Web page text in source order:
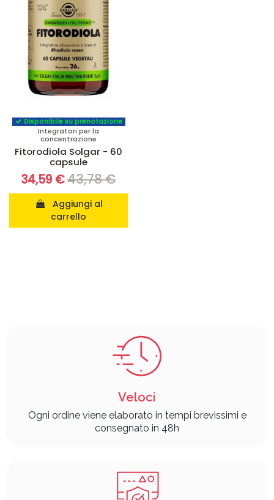
Disponibile su prenotazione
Integratori per la
concentrazione
Fitorodiola Solgar - 60
capsule
34,59 €43,78 €
carrello
Veloci
Ogni ordine viene elaborato in tempi brevissimi e
consegnato in 48h